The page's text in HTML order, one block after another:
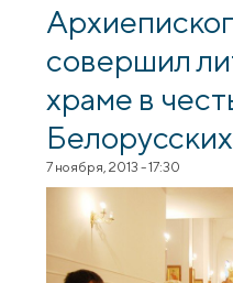
совершил
храме в
7 ноября, 2013 - 17:30